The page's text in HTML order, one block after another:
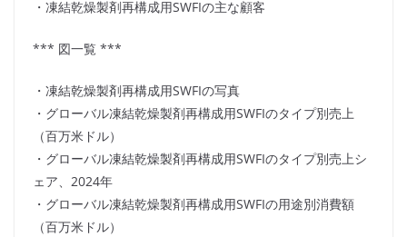
・凍結乾燥製剤再構成用SWFIの主な顧客
*** 図一覧 ***
・凍結乾燥製剤再構成用SWFIの写真
・グローバル凍結乾燥製剤再構成用SWFIのタイプ別売上
（百万米ドル）
・グローバル凍結乾燥製剤再構成用SWFIのタイプ別売上シ
ェア、2024年
・グローバル凍結乾燥製剤再構成用SWFIの用途別消費額
（百万米ドル）